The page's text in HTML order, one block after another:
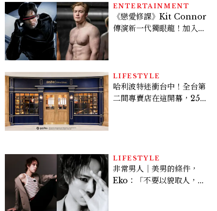
ENTERTAINMENT
《戀愛修課》Kit Connor
傳演新一代獨眼龍！加入新
LIFESTYLE
哈利波特迷衝台中！全台第
二間專賣店在這開幕，25週
LIFESTYLE
非常男人｜美男的條件，
Eko：「不要以貌取人，內